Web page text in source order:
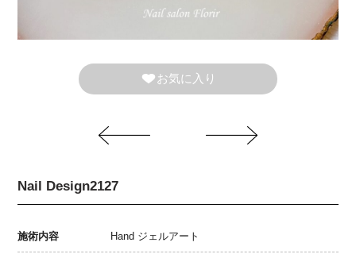
お気に入り
Nail Design2127
施術内容 Hand ジェルアート